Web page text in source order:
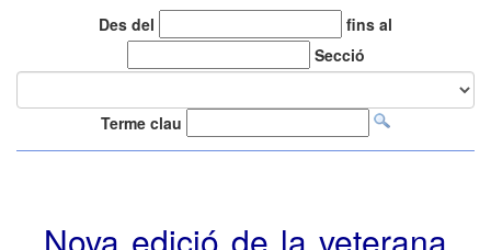
Des del
fins al
Secció
Terme clau